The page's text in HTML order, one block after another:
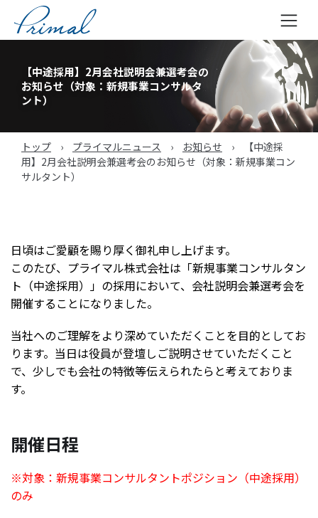
へ
【中途採用】2月会社説明会兼選考会の
お知らせ（対象：新規事業コンサルタ
ント）
トップ › プライマルニュース › お知らせ ›
【中途採
用】2月会社説明会兼選考会のお知らせ（対象：新規事業コン
サルタント）
日頃はご愛顧を賜り厚く御礼申し上げます。
このたび、プライマル株式会社は「新規事業コンサルタン
ト（中途採用）」の採用において、会社説明会兼選考会を
開催することになりました。
当社へのご理解をより深めていただくことを目的としてお
ります。当日は役員が登壇しご説明させていただくこと
で、少しでも会社の特徴等伝えられたらと考えておりま
す。
開催日程
※対象：新規事業コンサルタントポジション（中途採用）
のみ